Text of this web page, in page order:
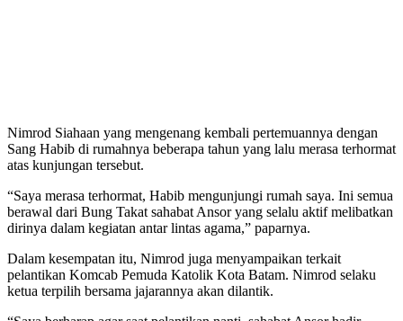
Nimrod Siahaan yang mengenang kembali pertemuannya dengan
Sang Habib di rumahnya beberapa tahun yang lalu merasa terhormat
atas kunjungan tersebut.
“Saya merasa terhormat, Habib mengunjungi rumah saya. Ini semua
berawal dari Bung Takat sahabat Ansor yang selalu aktif melibatkan
dirinya dalam kegiatan antar lintas agama,” paparnya.
Dalam kesempatan itu, Nimrod juga menyampaikan terkait
pelantikan Komcab Pemuda Katolik Kota Batam. Nimrod selaku
ketua terpilih bersama jajarannya akan dilantik.